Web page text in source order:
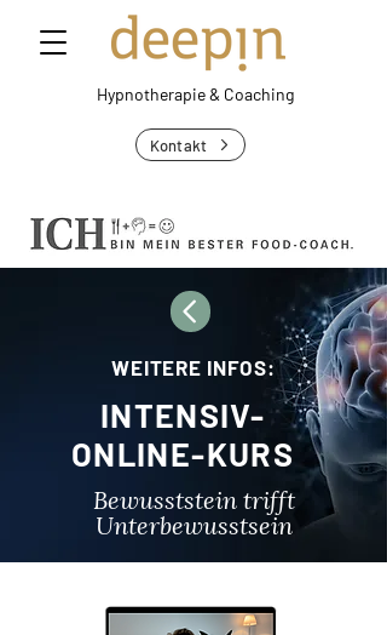
Hypnotherapie & Coaching
Kontakt
WEITERE INFOS:
INTENSIV-
ONLINE-KURS
Bewusststein trifft
Unterbewusstsein